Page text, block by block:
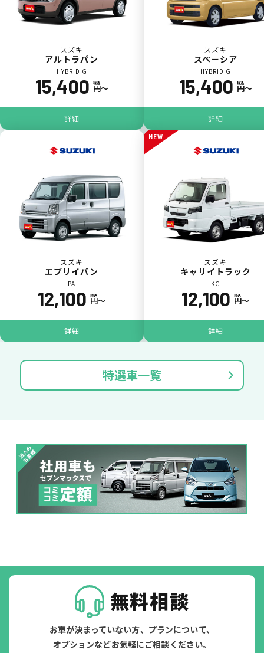
POINT
5
ジョイカル たすカッター3
ガラス破損
落書き
バンパー
破損
※たすカッターをご利用頂く場合、免責金額が１回あたり5,000円
掛かります。
スズキ
アルトラパン
HYBRID G
15,400 税込
円〜
詳細
スズキ
スペーシア
HYBRID G
15,400 税込
円〜
詳細
スズキ
エブリイバン
PA
12,100 税込
円〜
詳細
NEW
スズキ
キャリイトラック
KC
12,100 税込
円〜
詳細
特選車一覧
無料相談
お車が決まっていない方、プランについて、
オプションなどお気軽にご相談ください。